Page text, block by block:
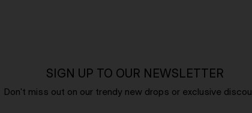
SIGN UP TO OUR NEWSLETTER
Don't miss out on our trendy new drops or exclusive